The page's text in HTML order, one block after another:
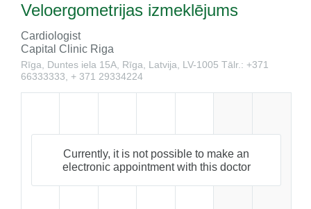
Veloergometrijas izmeklējums
Cardiologist
Capital Clinic Riga
Rīga, Duntes iela 15A, Rīga, Latvija, LV-1005 Tālr.: +371
66333333, + 371 29334224
Currently, it is not possible to make an
electronic appointment with this doctor